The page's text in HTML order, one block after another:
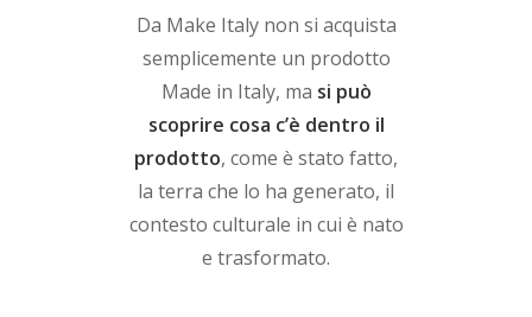
Da Make Italy non si acquista
semplicemente un prodotto
Made in Italy, ma si può
scoprire cosa c’è dentro il
prodotto, come è stato fatto,
la terra che lo ha generato, il
contesto culturale in cui è nato
e trasformato.